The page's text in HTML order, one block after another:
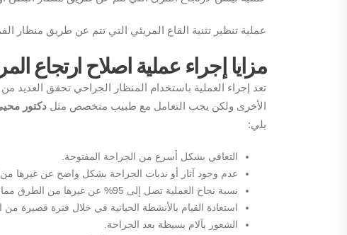
عملية تنظير تثنية القاع المريئي التي تتم عن طريق منظار
مزايا إجراء عملية اصلاح ارتجاع
تعد إجراء العملية باستخدام المنظار الجراحي تحقق العديد من
الأخرى ولكن يجب التعامل مع طبيب متخصص مثل دكتور
يلي:
التعافي بشكل أسرع من الجراحة المفتوحة.
عدم وجود آثار أو ندبات الجراحة بشكل واضح عن غيرها
نسبة نجاح العملية تصل إلى 95% عن غيرها من الطرق مما تحقق النتيجة المثالية.
استعادة القيام بالأنشطة الحياتية في خلال فترة قصيرة من
الشعور بآلام بسيطة بعد الجراحة.